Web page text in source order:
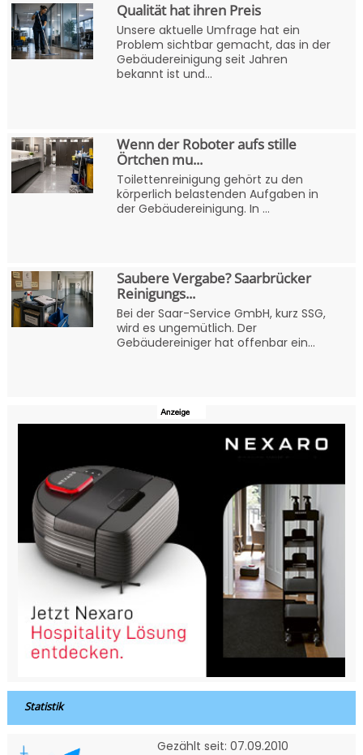
Qualität hat ihren Preis
Unsere aktuelle Umfrage hat ein
Problem sichtbar gemacht, das in der
Gebäudereinigung seit Jahren
bekannt ist und...
Wenn der Roboter aufs stille
Örtchen mu...
Toilettenreinigung gehört zu den
körperlich belastenden Aufgaben in
der Gebäudereinigung. In ...
Saubere Vergabe? Saarbrücker
Reinigungs...
Bei der Saar-Service GmbH, kurz SSG,
wird es ungemütlich. Der
Gebäudereiniger hat offenbar ein...
Statistik
Gezählt seit: 07.09.2010